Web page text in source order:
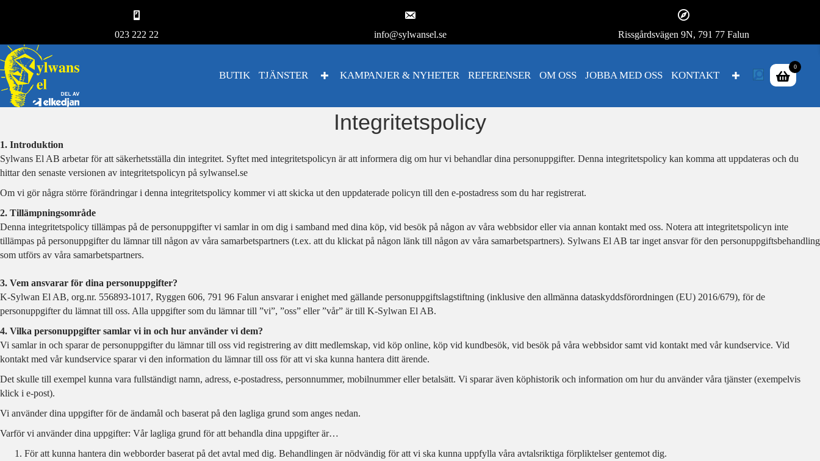
023 222 22 info@sylwansel.se Rissgårdsvägen 9N, 791 77 Falun
BUTIK TJÄNSTER KAMPANJER & NYHETER REFERENSER OM OSS JOBBA MED OSS KONTAKT
0
Integritetspolicy
1. Introduktion
Sylwans El AB arbetar för att säkerhetsställa din integritet. Syftet med integritetspolicyn är att informera dig om hur vi behandlar dina personuppgifter. Denna integritetspolicy kan komma att uppdateras och du
hittar den senaste versionen av integritetspolicyn på sylwansel.se
Om vi gör några större förändringar i denna integritetspolicy kommer vi att skicka ut den uppdaterade policyn till den e-postadress som du har registrerat.
2. Tillämpningsområde
Denna integritetspolicy tillämpas på de personuppgifter vi samlar in om dig i samband med dina köp, vid besök på någon av våra webbsidor eller via annan kontakt med oss. Notera att integritetspolicyn inte
tillämpas på personuppgifter du lämnar till någon av våra samarbetspartners (t.ex. att du klickat på någon länk till någon av våra samarbetspartners). Sylwans El AB tar inget ansvar för den personuppgiftsbehandling
som utförs av våra samarbetspartners.
3. Vem ansvarar för dina personuppgifter?
K-Sylwan El AB, org.nr. 556893-1017, Ryggen 606, 791 96 Falun ansvarar i enighet med gällande personuppgiftslagstiftning (inklusive den allmänna dataskyddsförordningen (EU) 2016/679), för de
personuppgifter du lämnat till oss. Alla uppgifter som du lämnar till ”vi”, ”oss” eller ”vår” är till K-Sylwan El AB.
4. Vilka personuppgifter samlar vi in och hur använder vi dem?
Vi samlar in och sparar de personuppgifter du lämnar till oss vid registrering av ditt medlemskap, vid köp online, köp vid kundbesök, vid besök på våra webbsidor samt vid kontakt med vår kundservice. Vid
kontakt med vår kundservice sparar vi den information du lämnar till oss för att vi ska kunna hantera ditt ärende.
Det skulle till exempel kunna vara fullständigt namn, adress, e-postadress, personnummer, mobilnummer eller betalsätt. Vi sparar även köphistorik och information om hur du använder våra tjänster (exempelvis
klick i e-post).
Vi använder dina uppgifter för de ändamål och baserat på den lagliga grund som anges nedan.
Varför vi använder dina uppgifter: Vår lagliga grund för att behandla dina uppgifter är…
För att kunna hantera din webborder baserat på det avtal med dig. Behandlingen är nödvändig för att vi ska kunna uppfylla våra avtalsriktiga förpliktelser gentemot dig.